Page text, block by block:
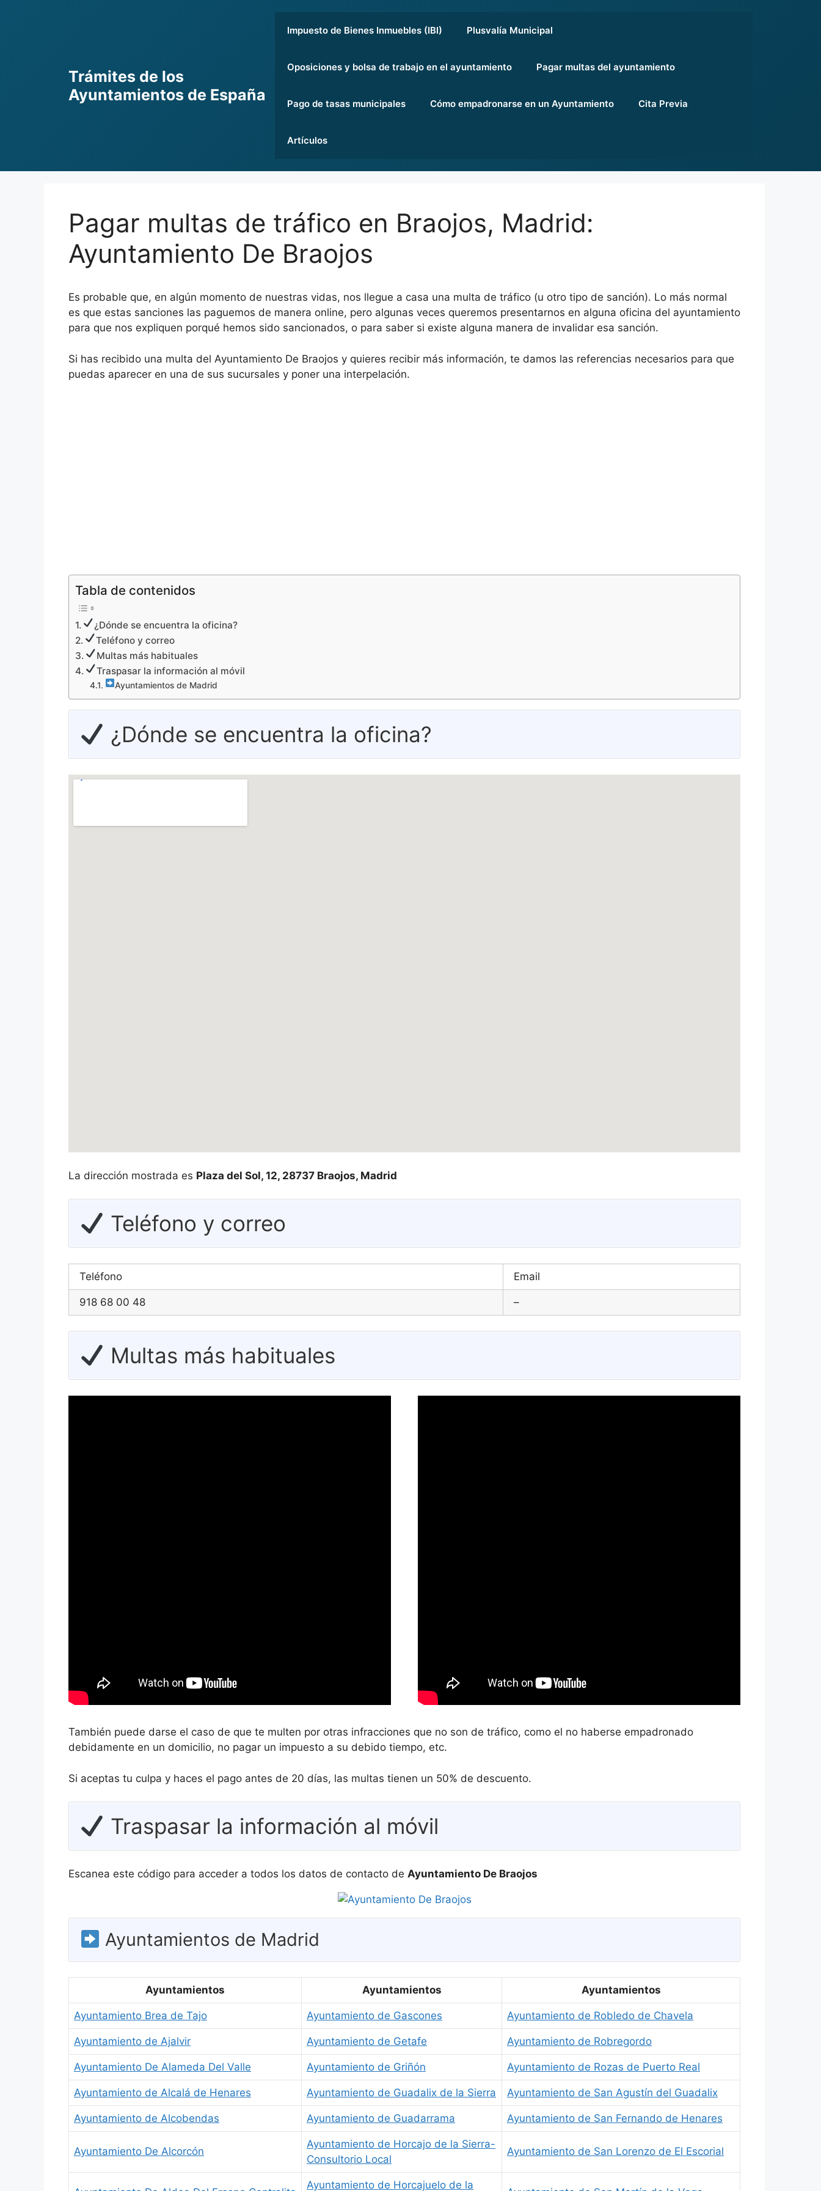
Trámites de los
Ayuntamientos de España
Impuesto de Bienes Inmuebles (IBI) Plusvalía Municipal
Oposiciones y bolsa de trabajo en el ayuntamiento Pagar multas del ayuntamiento
Pago de tasas municipales Cómo empadronarse en un Ayuntamiento Cita Previa
Artículos
Pagar multas de tráfico en Braojos, Madrid:
Ayuntamiento De Braojos
Es probable que, en algún momento de nuestras vidas, nos llegue a casa una multa de tráfico (u otro tipo de sanción). Lo más normal
es que estas sanciones las paguemos de manera online, pero algunas veces queremos presentarnos en alguna oficina del ayuntamiento
para que nos expliquen porqué hemos sido sancionados, o para saber si existe alguna manera de invalidar esa sanción.
Si has recibido una multa del Ayuntamiento De Braojos y quieres recibir más información, te damos las referencias necesarios para que
puedas aparecer en una de sus sucursales y poner una interpelación.
Tabla de contenidos
¿Dónde se encuentra la oficina?
Teléfono y correo
Multas más habituales
Traspasar la información al móvil
Ayuntamientos de Madrid
¿Dónde se encuentra la oficina?
La dirección mostrada es Plaza del Sol, 12, 28737 Braojos, Madrid
Teléfono y correo
Teléfono Email
918 68 00 48 –
Multas más habituales
También puede darse el caso de que te multen por otras infracciones que no son de tráfico, como el no haberse empadronado
debidamente en un domicilio, no pagar un impuesto a su debido tiempo, etc.
Si aceptas tu culpa y haces el pago antes de 20 días, las multas tienen un 50% de descuento.
Traspasar la información al móvil
Escanea este código para acceder a todos los datos de contacto de Ayuntamiento De Braojos
Ayuntamientos de Madrid
Ayuntamientos Ayuntamientos Ayuntamientos
Ayuntamiento Brea de Tajo Ayuntamiento de Gascones Ayuntamiento de Robledo de Chavela
Ayuntamiento de Ajalvir Ayuntamiento de Getafe Ayuntamiento de Robregordo
Ayuntamiento De Alameda Del Valle Ayuntamiento de Griñón Ayuntamiento de Rozas de Puerto Real
Ayuntamiento de Alcalá de Henares Ayuntamiento de Guadalix de la Sierra Ayuntamiento de San Agustín del Guadalix
Ayuntamiento de Alcobendas Ayuntamiento de Guadarrama Ayuntamiento de San Fernando de Henares
Ayuntamiento De Alcorcón
Ayuntamiento de Horcajo de la Sierra-
Consultorio Local
Ayuntamiento de San Lorenzo de El Escorial
Ayuntamiento de Horcajuelo de la